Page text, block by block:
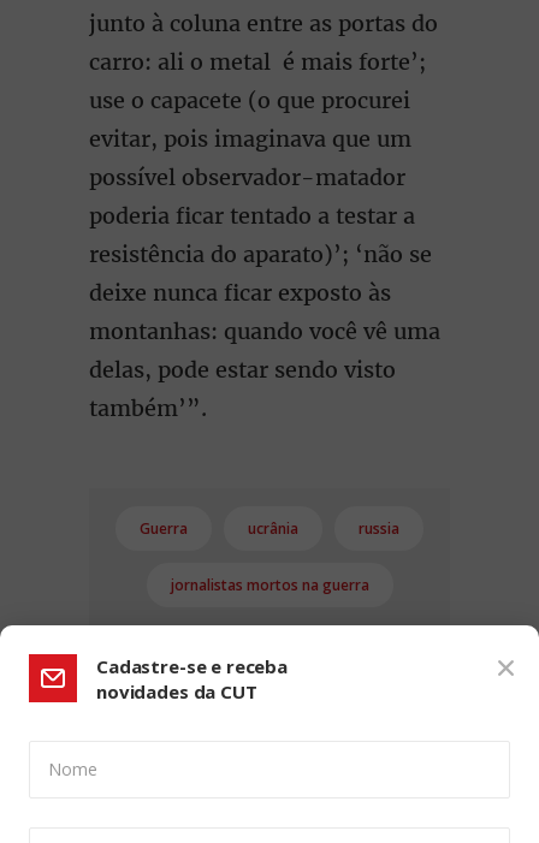
junto à coluna entre as portas do
carro: ali o metal é mais forte’;
use o capacete (o que procurei
evitar, pois imaginava que um
possível observador-matador
poderia ficar tentado a testar a
resistência do aparato)’; ‘não se
deixe nunca ficar exposto às
montanhas: quando você vê uma
delas, pode estar sendo visto
também’”.
Guerra ucrânia russia
jornalistas mortos na guerra
Cadastre-se e receba
novidades da CUT
Nome